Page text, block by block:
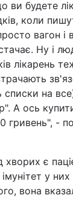
ви будете
коли
вагон і
Ну і
лікарень
списки на
А ось
гривень", -
хворих є
у
вона